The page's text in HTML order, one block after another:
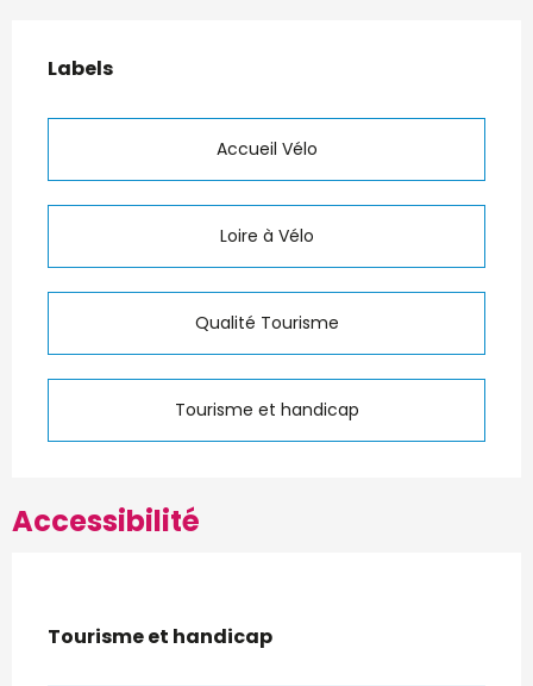
Offres de prestations
Labels
Labels
Accueil Vélo
Loire à Vélo
Qualité Tourisme
Tourisme et handicap
Accessibilité
Tourisme et handicap
Tourisme et handicap